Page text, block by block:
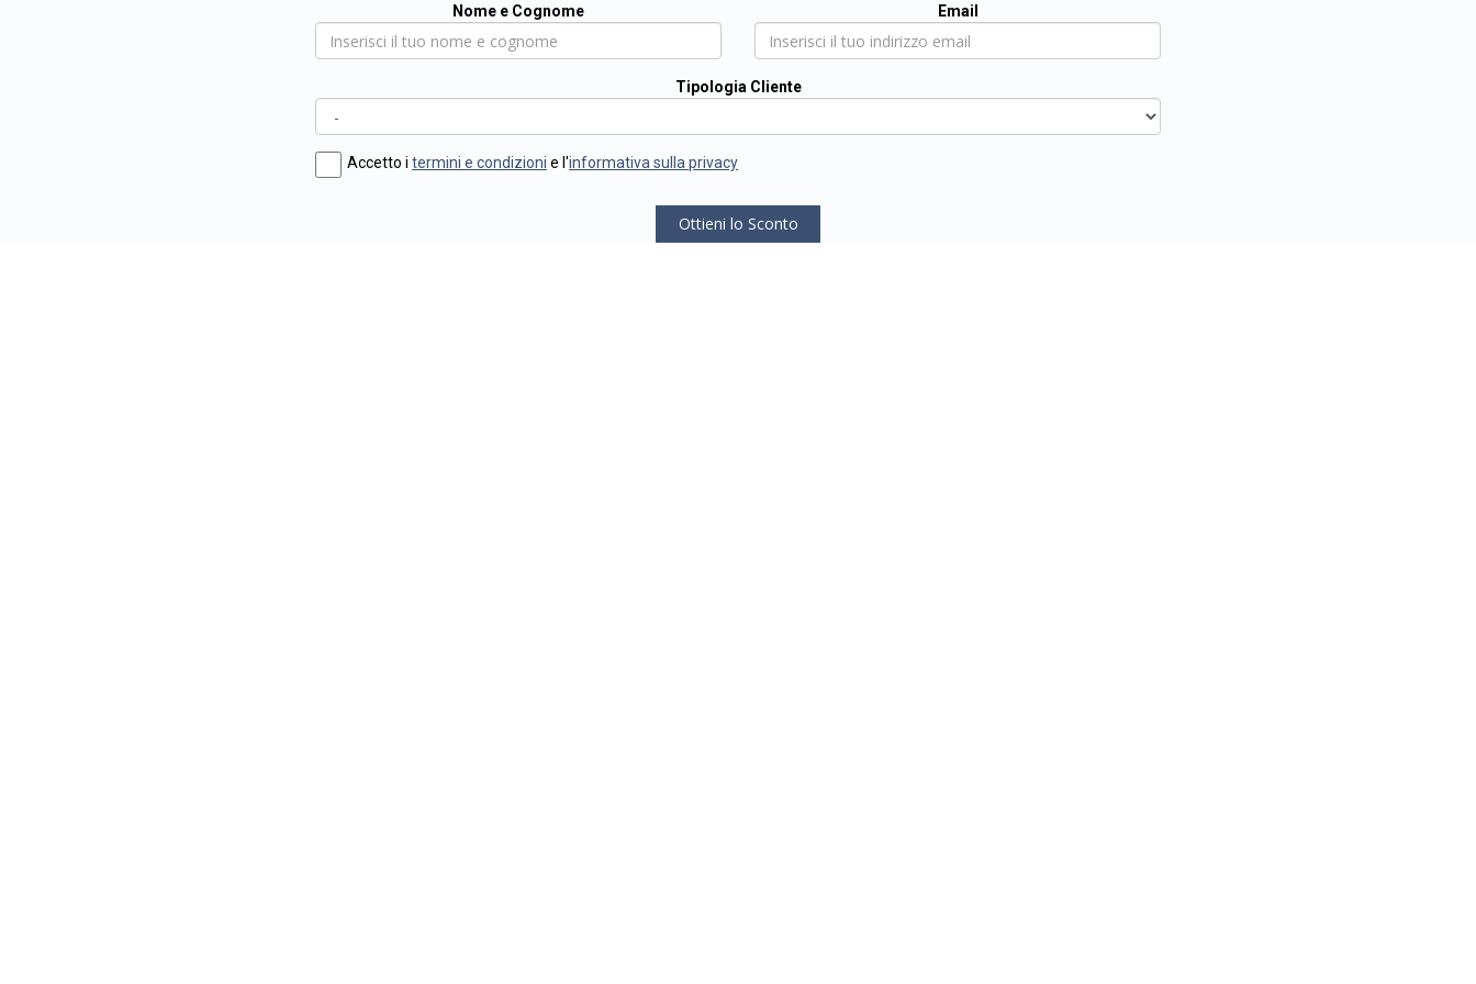
Nome e Cognome Email
Tipologia Cliente
Accetto i termini e condizioni e l'informativa sulla privacy
Ottieni lo Sconto